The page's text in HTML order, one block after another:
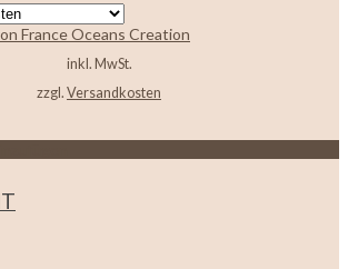
sortiert
inkl. MwSt.
zzgl. Versandkosten